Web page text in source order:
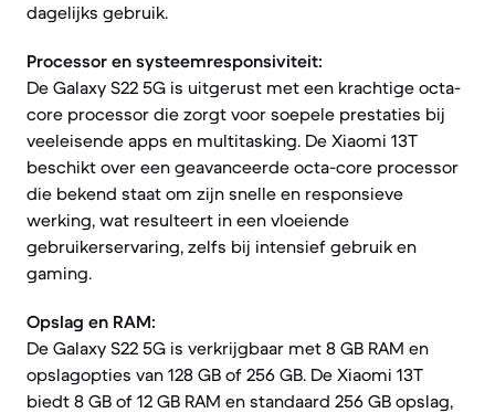
dagelijks gebruik.
Processor en systeemresponsiviteit:
De Galaxy S22 5G is uitgerust met een krachtige octa-
core processor die zorgt voor soepele prestaties bij
veeleisende apps en multitasking. De Xiaomi 13T
beschikt over een geavanceerde octa-core processor
die bekend staat om zijn snelle en responsieve
werking, wat resulteert in een vloeiende
gebruikerservaring, zelfs bij intensief gebruik en
gaming.
Opslag en RAM:
De Galaxy S22 5G is verkrijgbaar met 8 GB RAM en
opslagopties van 128 GB of 256 GB. De Xiaomi 13T
biedt 8 GB of 12 GB RAM en standaard 256 GB opslag,